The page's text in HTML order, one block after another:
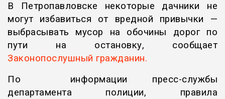
В Петропавловске некоторые дачники не
могут избавиться от вредной привычки —
выбрасывать мусор на обочины дорог по
пути на остановку, сообщает
Законопослушный гражданин.
По информации пресс-службы
департамента полиции, правила